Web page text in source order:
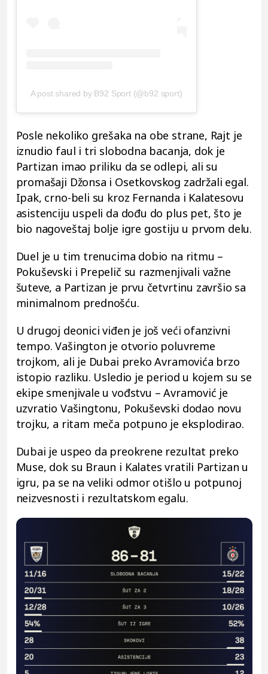
A post shared by B92 Sport (@b92.sport)
Posle nekoliko grešaka na obe strane, Rajt je
iznudio faul i tri slobodna bacanja, dok je
Partizan imao priliku da se odlepi, ali su
promašaji Džonsa i Osetkovskog zadržali egal.
Ipak, crno-beli su kroz Fernanda i Kalatesovu
asistenciju uspeli da dođu do plus pet, što je
bio nagoveštaj bolje igre gostiju u prvom delu.
Duel je u tim trenucima dobio na ritmu –
Pokuševski i Prepelič su razmenjivali važne
šuteve, a Partizan je prvu četvrtinu završio sa
minimalnom prednošću.
U drugoj deonici viđen je još veći ofanzivni
tempo. Vašington je otvorio poluvreme
trojkom, ali je Dubai preko Avramovića brzo
istopio razliku. Usledio je period u kojem su se
ekipe smenjivale u vođstvu – Avramović je
uzvratio Vašingtonu, Pokuševski dodao novu
trojku, a ritam meča potpuno je eksplodirao.
Dubai je uspeo da preokrene rezultat preko
Muse, dok su Braun i Kalates vratili Partizan u
igru, pa se na veliki odmor otišlo u potpunoj
neizvesnosti i rezultatskom egalu.